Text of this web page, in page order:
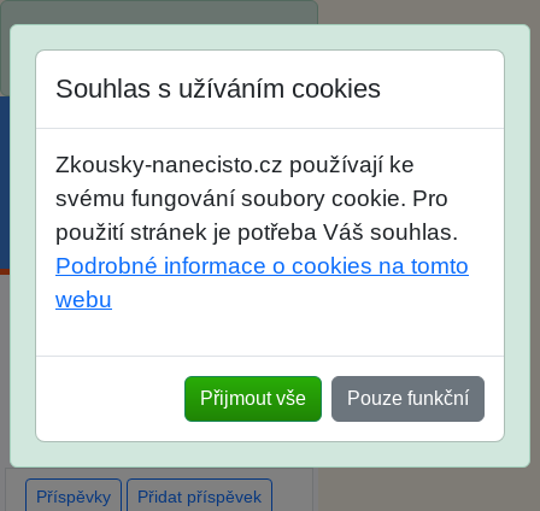
Menu Účet Košík
po skutečných přijímacích
zkouškách
Souhlas s užíváním cookies
Zkousky-nanecisto.cz používají ke
svému fungování soubory cookie. Pro
použití stránek je potřeba Váš souhlas.
Podrobné informace o cookies na tomto
webu
Přijmout vše Pouze funkční
Příspěvky Přidat příspěvek